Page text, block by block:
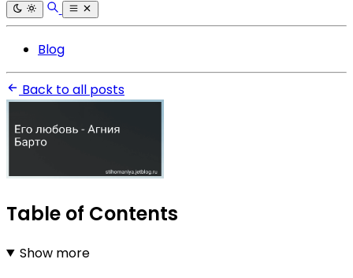
Blog
Back to all posts
Table of Contents
Show more